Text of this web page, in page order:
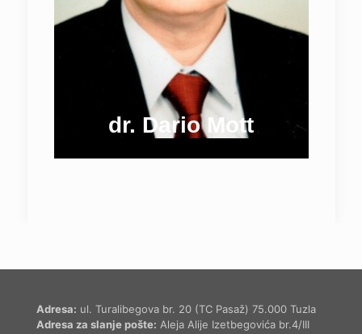
dr. Dario Mott
Adresa: ul. Turalibegova br. 20 (TC Pasaž) 75.000 Tuzla
Adresa za slanje pošte: Aleja Alije Izetbegovića br.4/III